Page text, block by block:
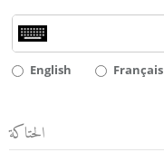
English Français
الحتاكة